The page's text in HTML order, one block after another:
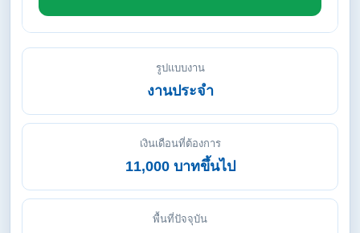
รูปแบบงาน
งานประจำ
เงินเดือนที่ต้องการ
11,000 บาทขึ้นไป
พื้นที่ปัจจุบัน